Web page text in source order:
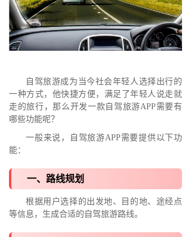
自驾旅游成为当今社会年轻人选择出行的
一种方式，他快捷方便，满足了年轻人说走就
走的旅行，那么开发一款自驾旅游APP需要有
哪些功能呢？
一般来说，自驾旅游APP需要提供以下功
能：
一、路线规划
根据用户选择的出发地、目的地、途经点
等信息，生成合适的自驾旅游路线。